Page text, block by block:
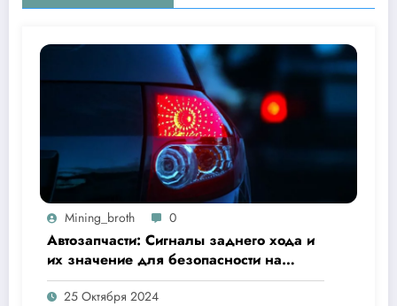
Mining_broth 0
Автозапчасти: Сигналы заднего хода и
их значение для безопасности на
дороге
25 Октября 2024